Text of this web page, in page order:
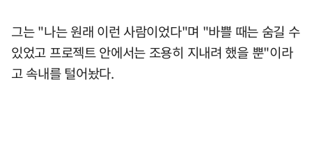
그는 "나는 원래 이런 사람이었다"며 "바쁠 때는 숨길 수
있었고 프로젝트 안에서는 조용히 지내려 했을 뿐"이라
고 속내를 털어놨다.